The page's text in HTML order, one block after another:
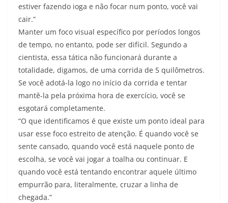
estiver fazendo ioga e não focar num ponto, você vai
cair.”
Manter um foco visual específico por períodos longos
de tempo, no entanto, pode ser difícil. Segundo a
cientista, essa tática não funcionará durante a
totalidade, digamos, de uma corrida de 5 quilômetros.
Se você adotá-la logo no início da corrida e tentar
mantê-la pela próxima hora de exercício, você se
esgotará completamente.
“O que identificamos é que existe um ponto ideal para
usar esse foco estreito de atenção. É quando você se
sente cansado, quando você está naquele ponto de
escolha, se você vai jogar a toalha ou continuar. E
quando você está tentando encontrar aquele último
empurrão para, literalmente, cruzar a linha de
chegada.”